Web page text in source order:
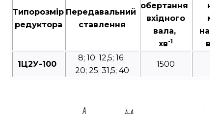
Типорозмір
редуктора
Передавальний
ставлення
обертання
вхідного
вала,
хв-1
на
1Ц2У-100
8; 10; 12,5; 16;
20; 25; 31,5; 40
1500